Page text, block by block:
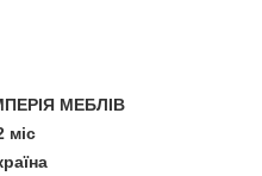
МЕБЛІВ
міс